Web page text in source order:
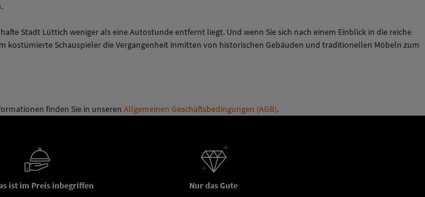
Stadt Lüttich weniger als eine Autostunde entfernt liegt. Und wenn Sie sich nach einem Einblick in die reiche
kostümierte Schauspieler die Vergangenheit inmitten von historischen Gebäuden und traditionellen Möbeln zum
finden Sie in unseren Allgemeinen Geschäftsbedingungen (AGB).
ist im Preis inbegriffen Nur das Gute